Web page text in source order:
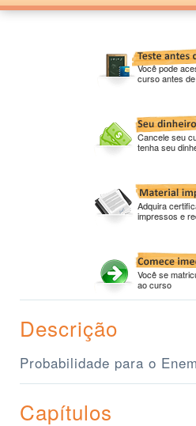
Você pode
curso antes
Cancele seu
tenha seu
Adquira
impressos e
Você se
ao curso
Descrição
Probabilidade para o
Capítulos